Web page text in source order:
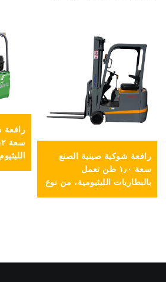
رافعة شوكية صينية الصنع
سعة ١٫٠ طن تعمل
بالبطاريات الليثيومية، من نوع
التوازن الثلاثي، وبسعر معقول
رافعة